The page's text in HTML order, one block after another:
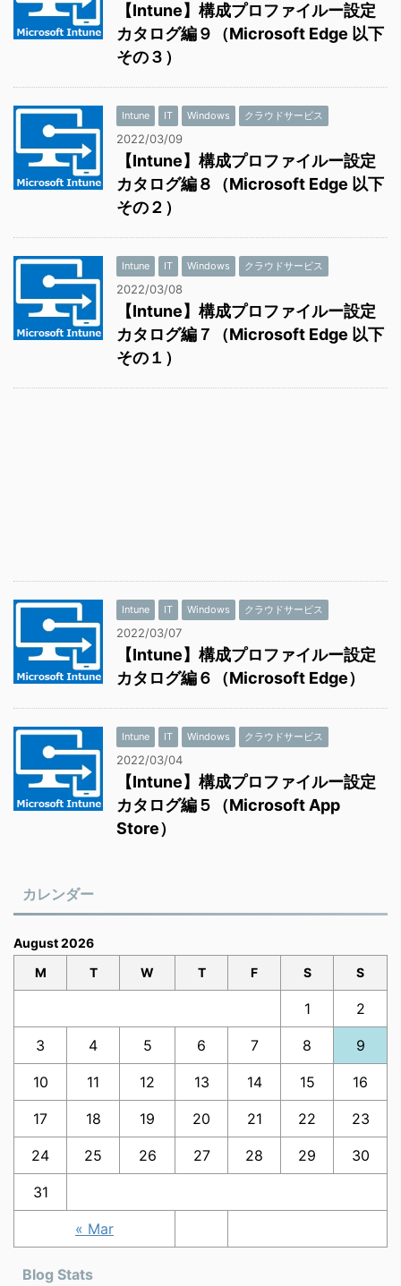
【Intune】構成プロファイルー設定
カタログ編９（Microsoft Edge 以下
その３）
Intune IT Windows クラウドサービス
2022/03/09
【Intune】構成プロファイルー設定
カタログ編８（Microsoft Edge 以下
その２）
Intune IT Windows クラウドサービス
2022/03/08
【Intune】構成プロファイルー設定
カタログ編７（Microsoft Edge 以下
その１）
Intune IT Windows クラウドサービス
2022/03/07
【Intune】構成プロファイルー設定
カタログ編６（Microsoft Edge）
Intune IT Windows クラウドサービス
2022/03/04
【Intune】構成プロファイルー設定
カタログ編５（Microsoft App
Store）
カレンダー
August 2026
M
T W T F S S
« Mar
1 2
3 4 5 6 7 8 9
10 11 12 13 14 15 16
17 18 19 20 21 22 23
24 25 26 27 28 29 30
31
Blog Stats